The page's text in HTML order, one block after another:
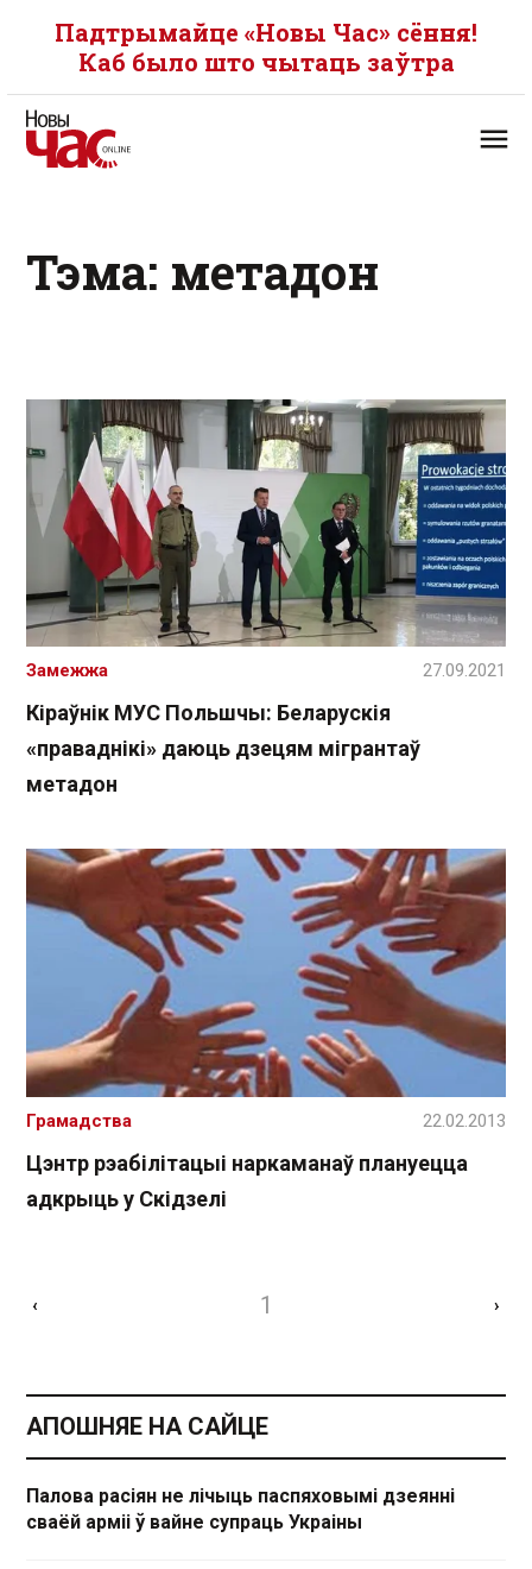
Падтрымайце «Новы Час» сёння!
Каб было што чытаць заўтра
Тэма: метадон
Кіраўнік МУС Польшчы: Беларускія
«праваднікі» даюць дзецям мігрантаў
метадон
Замежжа 27.09.2021
Цэнтр рэабілітацыі наркаманаў плануецца
адкрыць у Скідзелі
Грамадства 22.02.2013
‹ 1 ›
АПОШНЯЕ НА САЙЦЕ
Палова расіян не лічыць паспяховымі дзеянні
сваёй арміі ў вайне супраць Украіны